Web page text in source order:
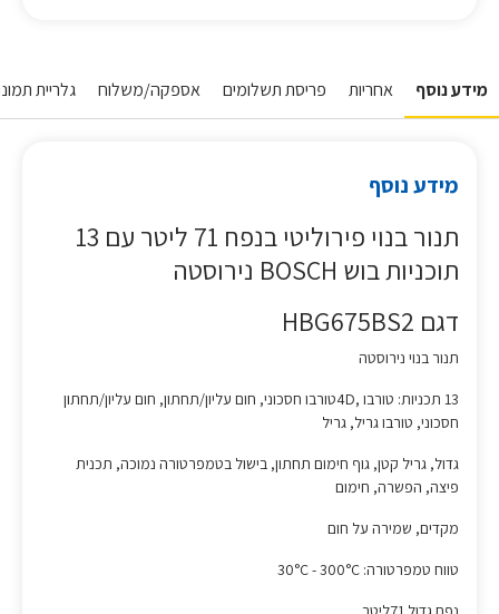
מידע נוסף אחריות פריסת תשלומים אספקה/משלוח גלריית
מידע נוסף
תנור בנוי פירוליטי בנפח 71 ליטר עם 13
תוכניות בוש BOSCH נירוסטה
דגם HBG675BS2
תנור בנוי נירוסטה
13 תכניות: טורבו ,4Dטורבו חסכוני, חום עליון/תחתון, חום עליון/תחתון
חסכוני, טורבו גריל, גריל
גדול, גריל קטן, גוף חימום תחתון, בישול בטמפרטורה נמוכה, תכנית
פיצה, הפשרה, חימום
מקדים, שמירה על חום
טווח טמפרטורה: 30°C - 300°C